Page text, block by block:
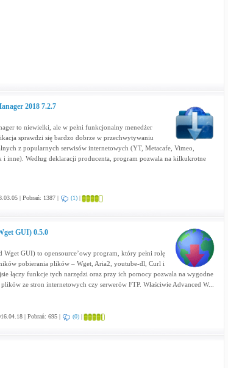
2018 7.2.7
to niewielki, ale w pełni funkcjonalny menedżer
sprawdzi się bardzo dobrze w przechwytywaniu
z popularnych serwisów internetowych (YT, Metacafe, Vimeo,
inne). Według deklaracji producenta, program pozwala na kilkukrotne
| Pobrań: 1387 | (1)|
GUI) 0.5.0
Wget GUI) to opensource’owy program, który pełni rolę
pobierania plików – Wget, Aria2, youtube-dl, Curl i
łączy funkcje tych narzędzi oraz przy ich pomocy pozwala na wygodne
ze stron internetowych czy serwerów FTP. Właściwie Advanced W...
| Pobrań: 695 | (0)|